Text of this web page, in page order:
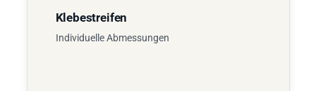
Klebestreifen
Individuelle Abmessungen